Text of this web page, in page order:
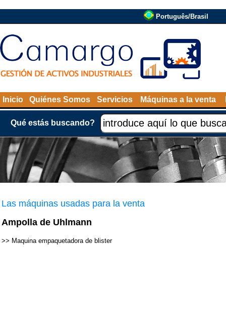
Português/Brasil
Inicio Quiénes Somos Servicios Máquinas a la venta
Qué estás buscando?
Las máquinas usadas para la venta
Ampolla de Uhlmann
>> Maquina empaquetadora de blister